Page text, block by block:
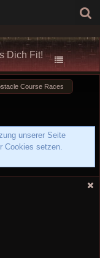
Dich Fit!
Course Races
unserer Seite
Cookies setzen.